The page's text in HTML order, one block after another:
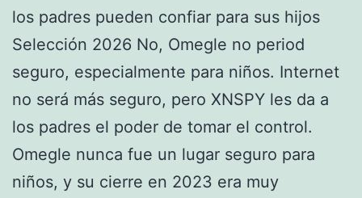
los padres pueden confiar para sus hijos
Selección 2026 No, Omegle no period
seguro, especialmente para niños. Internet
no será más seguro, pero XNSPY les da a
los padres el poder de tomar el control.
Omegle nunca fue un lugar seguro para
niños, y su cierre en 2023 era muy